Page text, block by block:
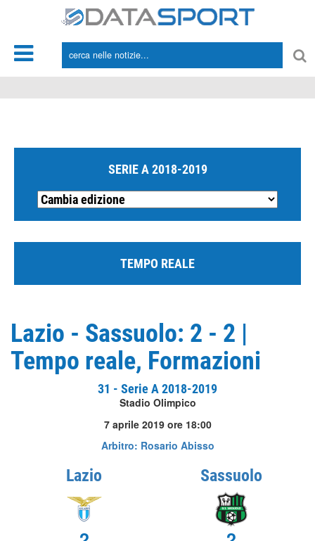
SERIE A 2018-2019
TEMPO REALE
Lazio - Sassuolo: 2 - 2 |
Tempo reale, Formazioni
31 - Serie A 2018-2019
Stadio Olimpico
7 aprile 2019 ore 18:00
Arbitro: Rosario Abisso
Lazio Sassuolo